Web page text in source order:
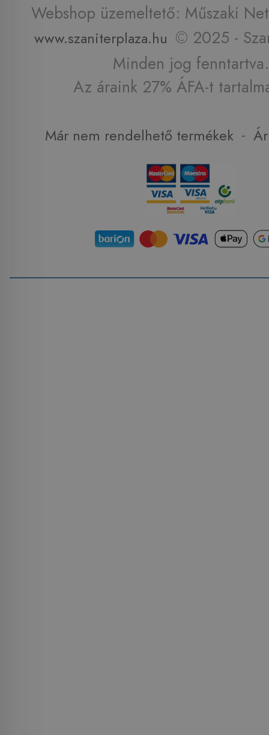
Webshop üzemeltető: Műszaki
www.szaniterplaza.hu © 2025 -
Minden jog fenntartva.
Az áraink 27% ÁFA-t
Már nem rendelhető termékek -